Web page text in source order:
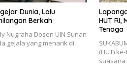
Dunia, Lalu
Berkah
Nugraha Dosen UIN Sunan
gejala yang menarik di…
HUT RI,
Tenaga
(HUT)